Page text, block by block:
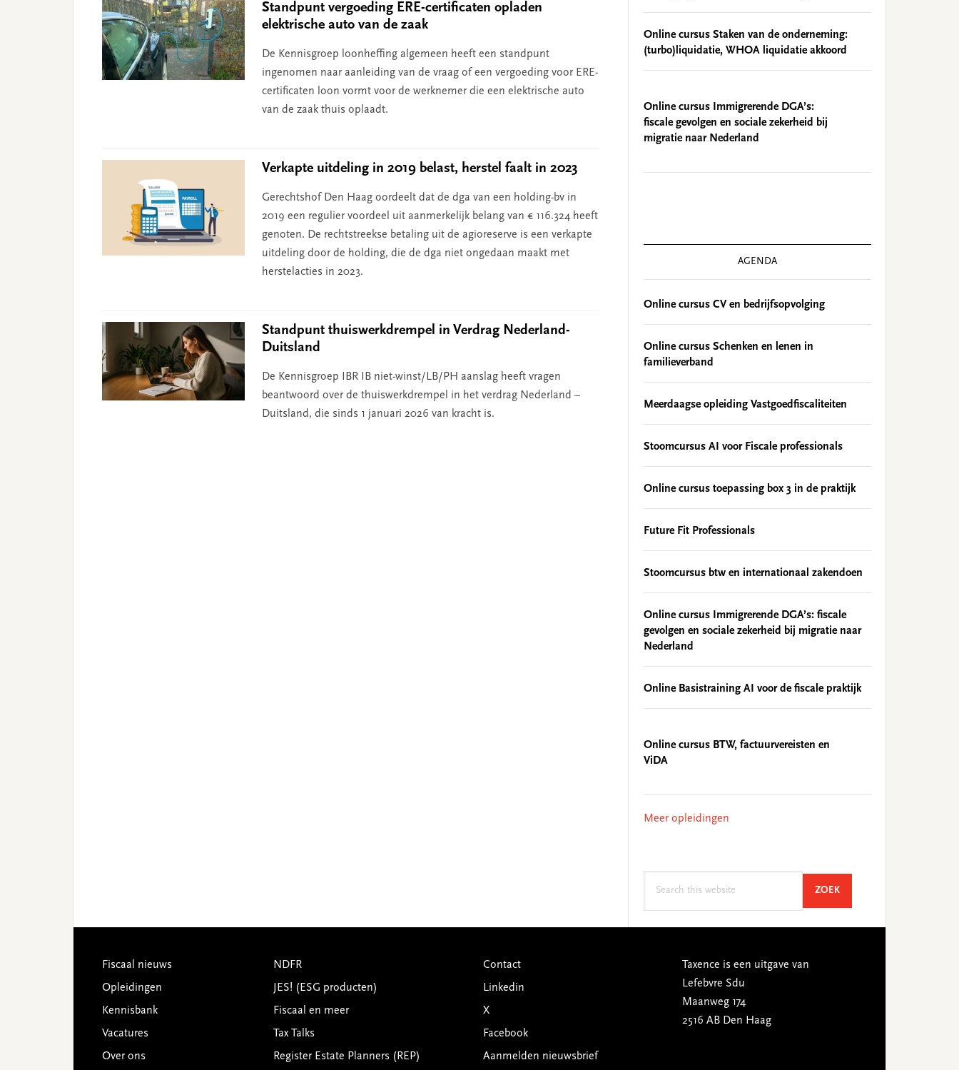
Standpunt vergoeding ERE-certificaten opladen
elektrische auto van de zaak
De Kennisgroep loonheffing algemeen heeft een standpunt
ingenomen naar aanleiding van de vraag of een vergoeding voor ERE-
certificaten loon vormt voor de werknemer die een elektrische auto
van de zaak thuis oplaadt.
Verkapte uitdeling in 2019 belast, herstel faalt in 2023
Gerechtshof Den Haag oordeelt dat de dga van een holding-bv in
2019 een regulier voordeel uit aanmerkelijk belang van € 116.324 heeft
genoten. De rechtstreekse betaling uit de agioreserve is een verkapte
uitdeling door de holding, die de dga niet ongedaan maakt met
herstelacties in 2023.
Standpunt thuiswerkdrempel in Verdrag Nederland-
Duitsland
De Kennisgroep IBR IB niet-winst/LB/PH aanslag heeft vragen
beantwoord over de thuiswerkdrempel in het verdrag Nederland –
Duitsland, die sinds 1 januari 2026 van kracht is.
Online cursus Staken van de onderneming:
(turbo)liquidatie, WHOA liquidatie akkoord
Online cursus Immigrerende DGA’s:
fiscale gevolgen en sociale zekerheid bij
migratie naar Nederland
AGENDA
Online cursus CV en bedrijfsopvolging
Online cursus Schenken en lenen in
familieverband
Meerdaagse opleiding Vastgoedfiscaliteiten
Stoomcursus AI voor Fiscale professionals
Online cursus toepassing box 3 in de praktijk
Future Fit Professionals
Stoomcursus btw en internationaal zakendoen
Online cursus Immigrerende DGA’s: fiscale
gevolgen en sociale zekerheid bij migratie naar
Nederland
Online Basistraining AI voor de fiscale praktijk
Online cursus BTW, factuurvereisten en
ViDA
Meer opleidingen
ZOEKSEARCH
Footer
Fiscaal nieuws
Opleidingen
Kennisbank
Vacatures
Over ons
NDFR
JES! (ESG producten)
Fiscaal en meer
Tax Talks
Register Estate Planners (REP)
Contact
Linkedin
X
Facebook
Aanmelden nieuwsbrief
Taxence is een uitgave van
Lefebvre Sdu
Maanweg 174
2516 AB Den Haag